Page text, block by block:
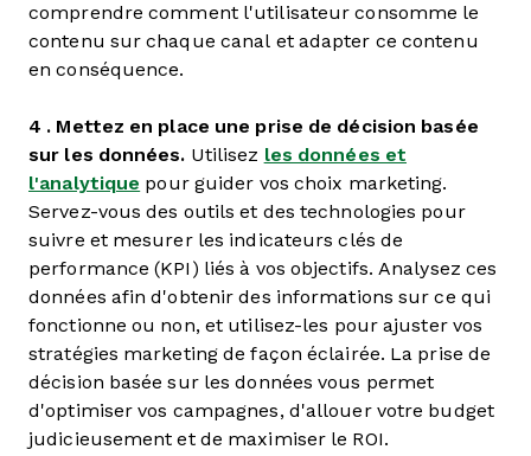
comprendre comment l'utilisateur consomme le
contenu sur chaque canal et adapter ce contenu
en conséquence.
4 . Mettez en place une prise de décision basée
sur les données. Utilisez les données et
l'analytique pour guider vos choix marketing.
Servez-vous des outils et des technologies pour
suivre et mesurer les indicateurs clés de
performance (KPI) liés à vos objectifs. Analysez ces
données afin d'obtenir des informations sur ce qui
fonctionne ou non, et utilisez-les pour ajuster vos
stratégies marketing de façon éclairée. La prise de
décision basée sur les données vous permet
d'optimiser vos campagnes, d'allouer votre budget
judicieusement et de maximiser le ROI.